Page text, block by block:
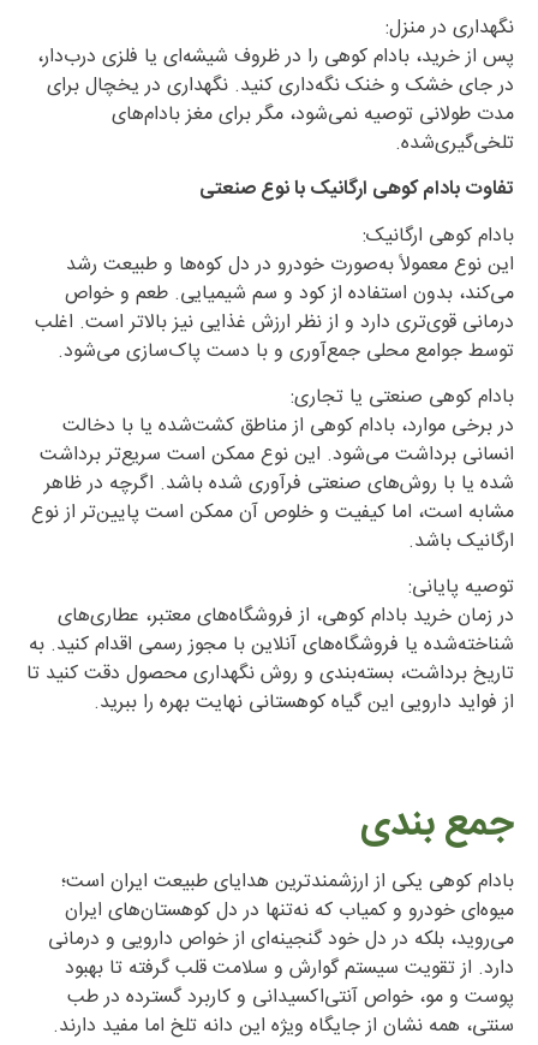
نگهداری در منزل:
پس از خرید، بادام کوهی را در ظروف شیشه‌ای یا فلزی درب‌دار،
در جای خشک و خنک نگه‌داری کنید. نگهداری در یخچال برای
مدت طولانی توصیه نمی‌شود، مگر برای مغز بادام‌های
تلخی‌گیری‌شده.
تفاوت بادام کوهی ارگانیک با نوع صنعتی
بادام کوهی ارگانیک:
این نوع معمولاً به‌صورت خودرو در دل کوه‌ها و طبیعت رشد
می‌کند، بدون استفاده از کود و سم شیمیایی. طعم و خواص
درمانی قوی‌تری دارد و از نظر ارزش غذایی نیز بالاتر است. اغلب
توسط جوامع محلی جمع‌آوری و با دست پاک‌سازی می‌شود.
بادام کوهی صنعتی یا تجاری:
در برخی موارد، بادام کوهی از مناطق کشت‌شده یا با دخالت
انسانی برداشت می‌شود. این نوع ممکن است سریع‌تر برداشت
شده یا با روش‌های صنعتی فرآوری شده باشد. اگرچه در ظاهر
مشابه است، اما کیفیت و خلوص آن ممکن است پایین‌تر از نوع
ارگانیک باشد.
توصیه پایانی:
در زمان خرید بادام کوهی، از فروشگاه‌های معتبر، عطاری‌های
شناخته‌شده یا فروشگاه‌های آنلاین با مجوز رسمی اقدام کنید. به
تاریخ برداشت، بسته‌بندی و روش نگهداری محصول دقت کنید تا
از فواید دارویی این گیاه کوهستانی نهایت بهره را ببرید.
جمع بندی
بادام کوهی یکی از ارزشمندترین هدایای طبیعت ایران است؛
میوه‌ای خودرو و کمیاب که نه‌تنها در دل کوهستان‌های ایران
می‌روید، بلکه در دل خود گنجینه‌ای از خواص دارویی و درمانی
دارد. از تقویت سیستم گوارش و سلامت قلب گرفته تا بهبود
پوست و مو، خواص آنتی‌اکسیدانی و کاربرد گسترده در طب
سنتی، همه نشان از جایگاه ویژه این دانه تلخ اما مفید دارند.